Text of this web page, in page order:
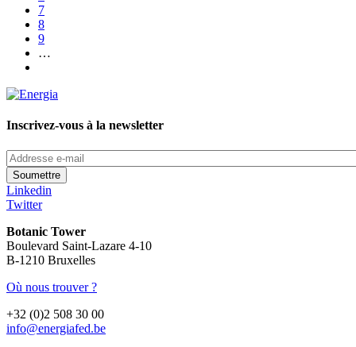
Page
7
Page
8
Page
9
…
Inscrivez-vous à la newsletter
Addresse
e-
mail
Linkedin
Twitter
Botanic Tower
Boulevard Saint-Lazare 4-10
B-1210 Bruxelles
Où nous trouver ?
+32 (0)2 508 30 00
info@energiafed.be